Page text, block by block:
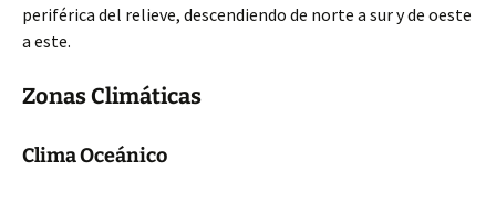
periférica del relieve, descendiendo de norte a sur y de oeste
a este.
Zonas Climáticas
Clima Oceánico